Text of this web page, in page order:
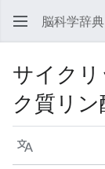
脳科学辞典
サイク
ク質リ
言語